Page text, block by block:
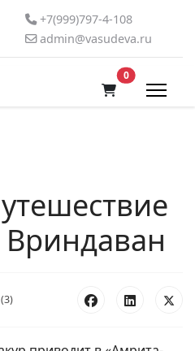
+7(999)797-4-108
admin@vasudeva.ru
0В корзину
Вриндаван
(3)